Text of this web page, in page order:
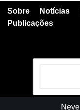
Sobre Notícias
Publicações
Neve